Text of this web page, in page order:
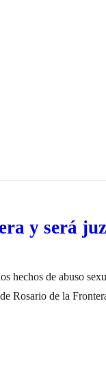
y será
hechos de abuso
Rosario de la
la Sala II del